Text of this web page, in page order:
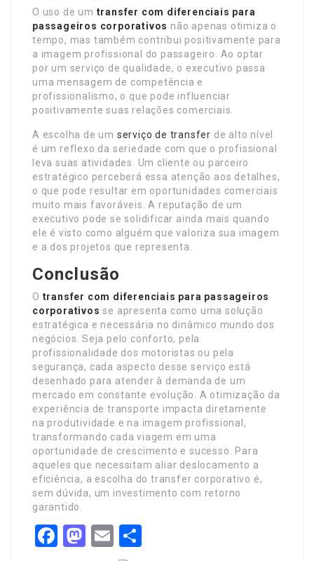
O uso de um transfer com diferenciais para
passageiros corporativos não apenas otimiza o
tempo, mas também contribui positivamente para
a imagem profissional do passageiro. Ao optar
por um serviço de qualidade, o executivo passa
uma mensagem de competência e
profissionalismo, o que pode influenciar
positivamente suas relações comerciais.
A escolha de um serviço de transfer de alto nível
é um reflexo da seriedade com que o profissional
leva suas atividades. Um cliente ou parceiro
estratégico perceberá essa atenção aos detalhes,
o que pode resultar em oportunidades comerciais
muito mais favoráveis. A reputação de um
executivo pode se solidificar ainda mais quando
ele é visto como alguém que valoriza sua imagem
e a dos projetos que representa.
Conclusão
O transfer com diferenciais para passageiros
corporativos se apresenta como uma solução
estratégica e necessária no dinâmico mundo dos
negócios. Seja pelo conforto, pela
profissionalidade dos motoristas ou pela
segurança, cada aspecto desse serviço está
desenhado para atender à demanda de um
mercado em constante evolução. A otimização da
experiência de transporte impacta diretamente
na produtividade e na imagem profissional,
transformando cada viagem em uma
oportunidade de crescimento e sucesso. Para
aqueles que necessitam aliar deslocamento a
eficiência, a escolha do transfer corporativo é,
sem dúvida, um investimento com retorno
garantido.
Facebook
Mastodon
Email